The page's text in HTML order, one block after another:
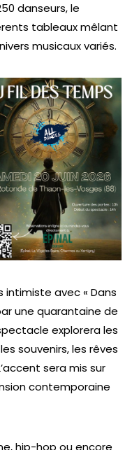
danseurs, le
tableaux mêlant
musicaux variés.
intimiste avec « Dans
une quarantaine de
explorera les
souvenirs, les rêves
sera mis sur
contemporaine
hip-hop ou encore